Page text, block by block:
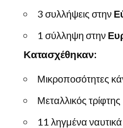
3 συλλήψεις στην
1 σύλληψη στην
Κατασχέθηκαν:
Μικροποσότητες
Μεταλλικός τρίφτης
11 ληγμένα